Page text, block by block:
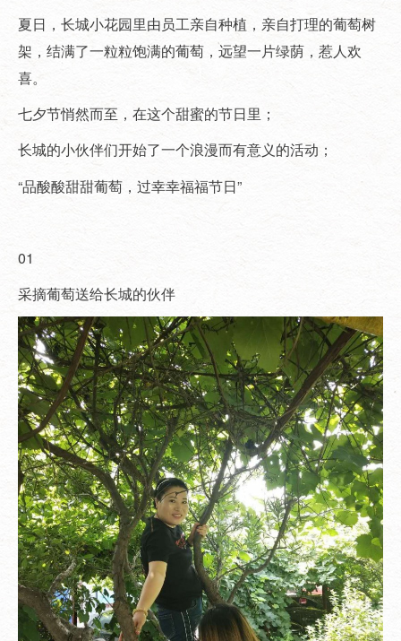
夏日，长城小花园里由员工亲自种植，亲自打理的葡萄树
架，结满了一粒粒饱满的葡萄，远望一片绿荫，惹人欢
喜。
七夕节悄然而至，在这个甜蜜的节日里；
长城的小伙伴们开始了一个浪漫而有意义的活动；
“品酸酸甜甜葡萄，过幸幸福福节日”
01
采摘葡萄送给长城的伙伴